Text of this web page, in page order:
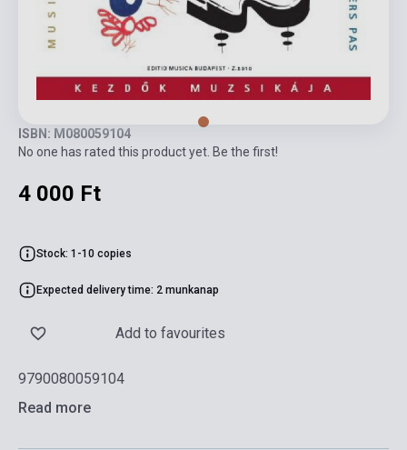
ISBN: M080059104
No one has rated this product yet. Be the first!
4 000 Ft
Stock: 1-10 copies
Expected delivery time: 2 munkanap
Add to favourites
9790080059104
Read more